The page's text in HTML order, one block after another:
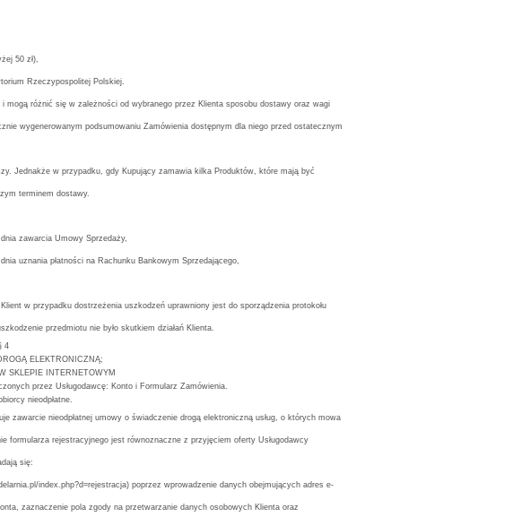
50 zł),
Rzeczypospolitej Polskiej.
różnić się w zależności od wybranego przez Klienta sposobu dostawy oraz wagi
wygenerowanym podsumowaniu Zamówienia dostępnym dla niego przed ostatecznym
Jednakże w przypadku, gdy Kupujący zamawia kilka Produktów, które mają być
terminem dostawy.
zawarcia Umowy Sprzedaży,
uznania płatności na Rachunku Bankowym Sprzedającego,
w przypadku dostrzeżenia uszkodzeń uprawniony jest do sporządzenia protokołu
przedmiotu nie było skutkiem działań Klienta.
4
ELEKTRONICZNĄ;
SKLEPIE INTERNETOWYM
przez Usługodawcę: Konto i Formularz Zamówienia.
nieodpłatne.
nieodpłatnej umowy o świadczenie drogą elektroniczną usług, o których mowa
formularza rejestracyjnego jest równoznaczne z przyjęciem oferty Usługodawcy
się:
index.php?d=rejestracja) poprzez wprowadzenie danych obejmujących adres e-
zaznaczenie pola zgody na przetwarzanie danych osobowych Klienta oraz